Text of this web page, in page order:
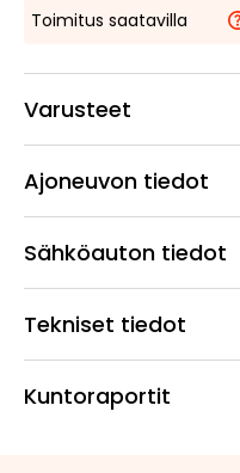
Toimitus saatavilla
Varusteet
Ajoneuvon tiedot
Sähköauton tiedot
Tekniset tiedot
Kuntoraportit